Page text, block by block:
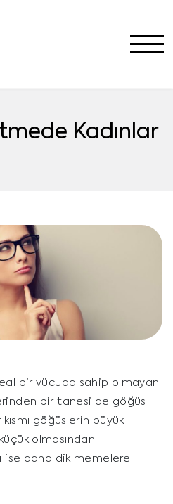
Kadınlar
bir vücuda sahip olmayan
bir tanesi de göğüs
göğüslerin büyük
olmasından
ise daha dik memelere